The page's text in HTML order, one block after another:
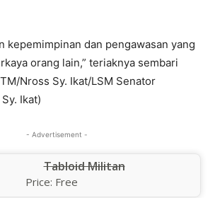
kepemimpinan dan pengawasan yang
orang lain,” teriaknya sembari
Nross Sy. Ikat/LSM Senator
Ikat)
- Advertisement -
Tabloid Militan
Price: Free